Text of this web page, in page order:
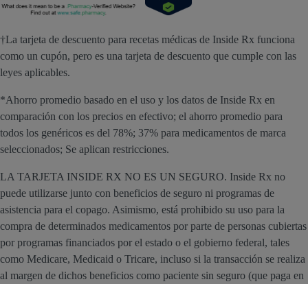
†La tarjeta de descuento para recetas médicas de Inside Rx funciona
como un cupón, pero es una tarjeta de descuento que cumple con las
leyes aplicables.
*Ahorro promedio basado en el uso y los datos de Inside Rx en
comparación con los precios en efectivo; el ahorro promedio para
todos los genéricos es del 78%; 37% para medicamentos de marca
seleccionados; Se aplican restricciones.
LA TARJETA INSIDE RX NO ES UN SEGURO. Inside Rx no
puede utilizarse junto con beneficios de seguro ni programas de
asistencia para el copago. Asimismo, está prohibido su uso para la
compra de determinados medicamentos por parte de personas cubiertas
por programas financiados por el estado o el gobierno federal, tales
como Medicare, Medicaid o Tricare, incluso si la transacción se realiza
al margen de dichos beneficios como paciente sin seguro (que paga en